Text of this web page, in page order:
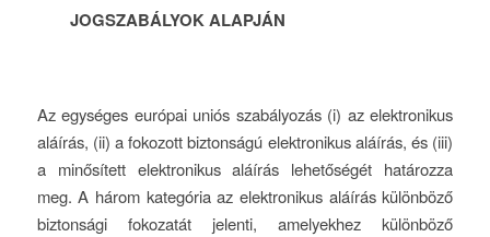
JOGSZABÁLYOK ALAPJÁN
Az egységes európai uniós szabályozás (i) az elektronikus
aláírás, (ii) a fokozott biztonságú elektronikus aláírás, és (iii)
a minősített elektronikus aláírás lehetőségét határozza
meg. A három kategória az elektronikus aláírás különböző
biztonsági fokozatát jelenti, amelyekhez különböző